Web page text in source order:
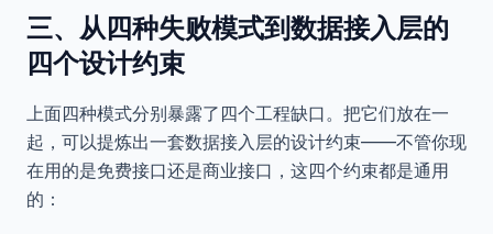
三、从四种失败模式到数据接入层的
四个设计约束
上面四种模式分别暴露了四个工程缺口。把它们放在一
起，可以提炼出一套数据接入层的设计约束——不管你现
在用的是免费接口还是商业接口，这四个约束都是通用
的：